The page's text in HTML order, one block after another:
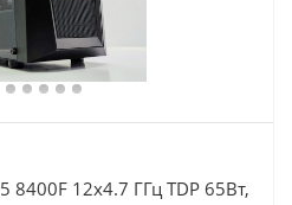
8400F 12x4.7 ГГц TDP 65Вт,